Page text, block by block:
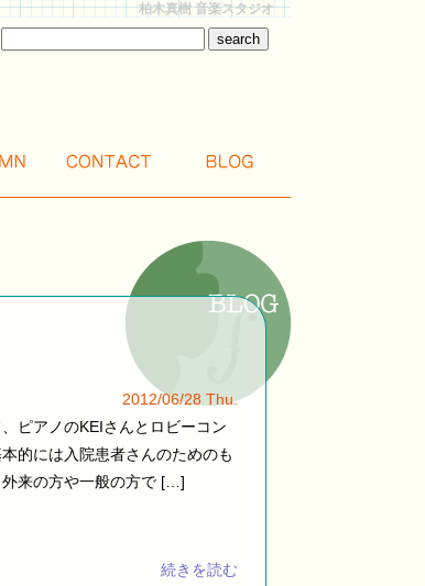
柏木真樹 音楽スタジオ
2012/06/28 Thu.
ピアノのKEIさんとロビーコン
的には入院患者さんのためのも
来の方や一般の方で […]
続きを読む